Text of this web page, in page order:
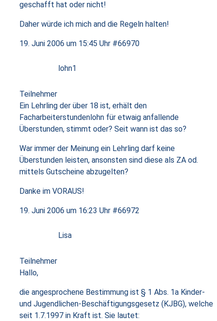
geschafft hat oder nicht!
Daher würde ich mich and die Regeln halten!
19. Juni 2006 um 15:45 Uhr #66970
lohn1
Teilnehmer
Ein Lehrling der über 18 ist, erhält den
Facharbeiterstundenlohn für etwaig anfallende
Überstunden, stimmt oder? Seit wann ist das so?
War immer der Meinung ein Lehrling darf keine
Überstunden leisten, ansonsten sind diese als ZA od.
mittels Gutscheine abzugelten?
Danke im VORAUS!
19. Juni 2006 um 16:23 Uhr #66972
Lisa
Teilnehmer
Hallo,
die angesprochene Bestimmung ist § 1 Abs. 1a Kinder-
und Jugendlichen-Beschäftigungsgesetz (KJBG), welche
seit 1.7.1997 in Kraft ist. Sie lautet: